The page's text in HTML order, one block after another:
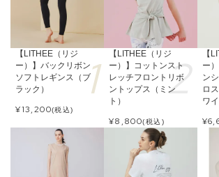
【LITHEE（リジ
ー）】バックリボン
ソフトレギンス（ブ
ラック）
¥13,200(税込)
【LITHEE（リジ
ー）】コットンスト
レッチフロントリボ
ントップス（ミン
ト）
¥8,800(税込)
【
ー
ン
ロ
ワイ
¥